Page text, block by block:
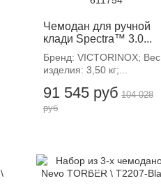
Чемодан для ручной
клади Spectra™ 3.0...
Бренд: VICTORINOX; Вес
изделия: 3,50 кг;...
91 545 руб 104 028
руб
-12%